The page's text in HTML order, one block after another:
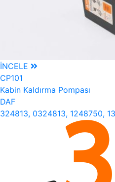
İNCELE
CP101
Kabin Kaldırma Pompası
DAF
324813, 0324813, 1248750,